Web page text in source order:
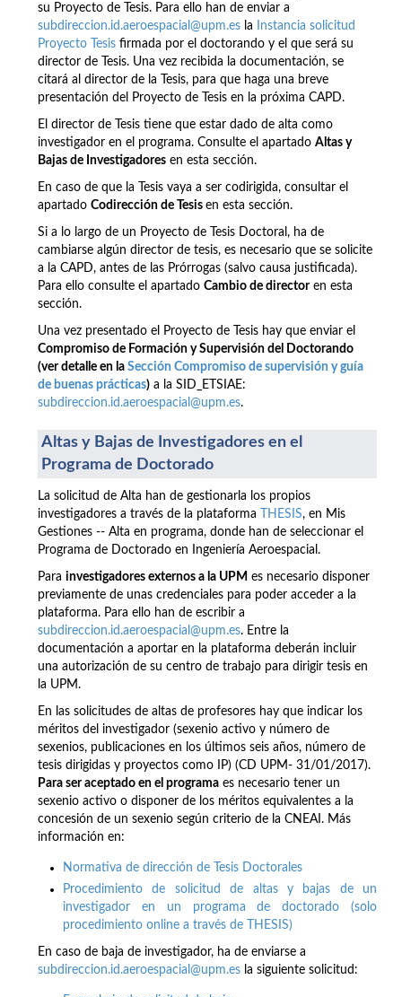
su Proyecto de Tesis. Para ello han de enviar a
subdireccion.id.aeroespacial@upm.es la
Instancia solicitud
Proyecto Tesis firmada por el doctorando y el que será su
director de Tesis. Una vez recibida la documentación, se
citará al director de la Tesis, para que haga una breve
presentación del Proyecto de Tesis en la próxima CAPD.
El director de Tesis tiene que estar dado de alta como
investigador en el programa. Consulte el apartado Altas y
Bajas de Investigadores en esta sección.
En caso de que la Tesis vaya a ser codirigida, consultar el
apartado Codirección de Tesis en esta sección.
Si a lo largo de un Proyecto de Tesis Doctoral, ha de
cambiarse algún director de tesis, es necesario que se solicite
a la CAPD, antes de las Prórrogas (salvo causa justificada).
Para ello consulte el apartado Cambio de directoren esta
sección.
Una vez presentado el Proyecto de Tesis hay que enviar el
Compromiso de Formación y Supervisión del Doctorando
(ver detalle en la Sección Compromiso de supervisión y guía
de buenas prácticas) a la SID_ETSIAE:
subdireccion.id.aeroespacial@upm.es.
Altas y Bajas de Investigadores en el
Programa de Doctorado
La solicitud de Alta han de gestionarla los propios
investigadores a través de la plataforma
THESIS, en Mis
Gestiones -- Alta en programa, donde han de seleccionar el
Programa de Doctorado en Ingeniería Aeroespacial.
Para investigadores externos a la UPM es necesario disponer
previamente de unas credenciales para poder acceder a la
plataforma. Para ello han de escribir a
subdireccion.id.aeroespacial@upm.es. Entre la
documentación a aportar en la plataforma deberán incluir
una autorización de su centro de trabajo para dirigir tesis en
la UPM.
En las solicitudes de altas de profesores hay que indicar los
méritos del investigador (sexenio activo y número de
sexenios, publicaciones en los últimos seis años, número de
tesis dirigidas y proyectos como IP) (CD UPM- 31/01/2017).
Para ser aceptado en el programa es necesario tener un
sexenio activo o disponer de los méritos equivalentes a la
concesión de un sexenio según criterio de la CNEAI. Más
información en:
Normativa de dirección de Tesis Doctorales
Procedimiento de solicitud de altas y bajas de un
investigador en un programa de doctorado (solo
procedimiento online a través de THESIS)
En caso de baja de investigador, ha de enviarse a
subdireccion.id.aeroespacial@upm.es la siguiente solicitud: